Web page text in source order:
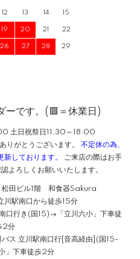
12 13 14 15
19 20 21 22
26 27 28 29
ーです。(🟥＝休業日)
土日祝祭日11:30～18:00
りがとうございます。 不定休の為、
しております。
ご来店の際はお手
よろしくお願いいたします。
松田ビル1階 和食器Sakura
駅南口から徒歩15分
口行き(国15)→「立川六小」下車徒
2分
ス 立川駅南口行[音高経由](国15-
」下車徒歩2分